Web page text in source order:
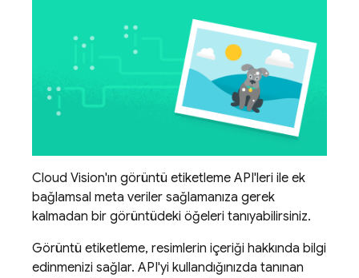
Cloud Vision'ın görüntü etiketleme API'leri ile ek
bağlamsal meta veriler sağlamanıza gerek
kalmadan bir görüntüdeki öğeleri tanıyabilirsiniz.
Görüntü etiketleme, resimlerin içeriği hakkında bilgi
edinmenizi sağlar. API'yi kullandığınızda tanınan